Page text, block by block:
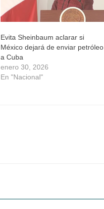
Evita Sheinbaum aclarar si
México dejará de enviar petróleo
a Cuba
enero 30, 2026
En "Nacional"